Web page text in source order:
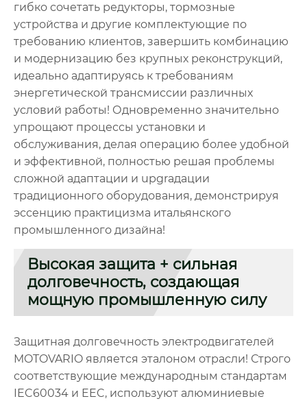
гибко сочетать редукторы, тормозные
устройства и другие комплектующие по
требованию клиентов, завершить комбинацию
и модернизацию без крупных реконструкций,
идеально адаптируясь к требованиям
энергетической трансмиссии различных
условий работы! Одновременно значительно
упрощают процессы установки и
обслуживания, делая операцию более удобной
и эффективной, полностью решая проблемы
сложной адаптации и upgrадации
традиционного оборудования, демонстрируя
эссенцию практицизма итальянского
промышленного дизайна!
Высокая защита + сильная
долговечность, создающая
мощную промышленную силу
Защитная долговечность электродвигателей
MOTOVARIO является эталоном отрасли! Строго
соответствующие международным стандартам
IEC60034 и EEC, используют алюминиевые